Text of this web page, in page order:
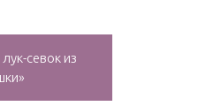
севок из